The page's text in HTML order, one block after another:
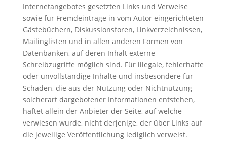
Internetangebotes gesetzten Links und Verweise
sowie für Fremdeinträge in vom Autor eingerichteten
Gästebüchern, Diskussionsforen, Linkverzeichnissen,
Mailinglisten und in allen anderen Formen von
Datenbanken, auf deren Inhalt externe
Schreibzugriffe möglich sind. Für illegale, fehlerhafte
oder unvollständige Inhalte und insbesondere für
Schäden, die aus der Nutzung oder Nichtnutzung
solcherart dargebotener Informationen entstehen,
haftet allein der Anbieter der Seite, auf welche
verwiesen wurde, nicht derjenige, der über Links auf
die jeweilige Veröffentlichung lediglich verweist.